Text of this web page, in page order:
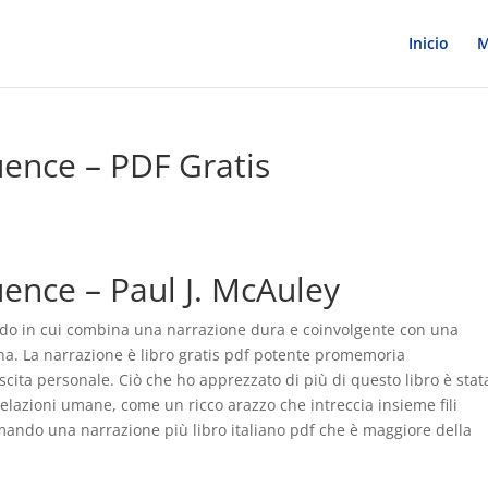
Inicio
– PDF Gratis
– Paul J. McAuley
in cui combina una narrazione dura e coinvolgente con una
La narrazione è libro gratis pdf potente promemoria
personale. Ciò che ho apprezzato di più di questo libro è
umane, come un ricco arazzo che intreccia insieme fili
una narrazione più libro italiano pdf che è maggiore della